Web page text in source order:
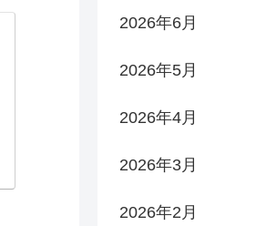
2026年6月
2026年5月
2026年4月
2026年3月
2026年2月